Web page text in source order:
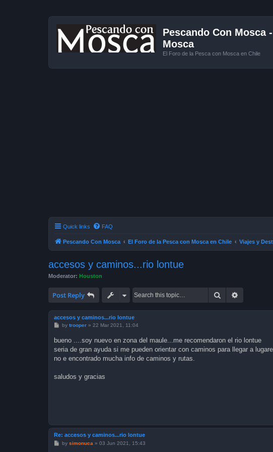
Pescando Con Mosca
Mosca
El Foro de la Pesca con Mosca en Chile
Quick links FAQ
Pescando Con Mosca El Foro de la Pesca con Mosca en Chile Viajes y
accesos y caminos...rio lontue
Moderator: Houston
Post Reply Search
accesos y caminos...rio lontue
P
t
by trooper» 22 Mar 2021, 11:04
bueno ....soy nuevo en zona del maule...me recomendaron el rio lontue
seria de gran ayuda si me pueden orientar con caminos para llegar a
no e encontrado mucha info de caminos y rutas.
saludos y gracias
Re: accesos y caminos...rio lontue
Pby simonuca » 03 Jun 2021, 15:43